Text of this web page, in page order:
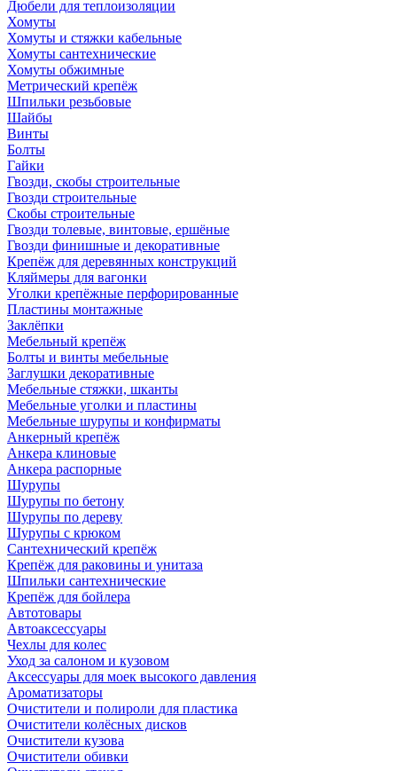
Дюбели для теплоизоляции
Хомуты
Хомуты и стяжки кабельные
Хомуты сантехнические
Хомуты обжимные
Метрический крепёж
Шпильки резьбовые
Шайбы
Винты
Болты
Гайки
Гвозди, скобы строительные
Гвозди строительные
Скобы строительные
Гвозди толевые, винтовые, ершёные
Гвозди финишные и декоративные
Крепёж для деревянных конструкций
Кляймеры для вагонки
Уголки крепёжные перфорированные
Пластины монтажные
Заклёпки
Мебельный крепёж
Болты и винты мебельные
Заглушки декоративные
Мебельные стяжки, шканты
Мебельные уголки и пластины
Мебельные шурупы и конфирматы
Анкерный крепёж
Анкера клиновые
Анкера распорные
Шурупы
Шурупы по бетону
Шурупы по дереву
Шурупы с крюком
Сантехнический крепёж
Крепёж для раковины и унитаза
Шпильки сантехнические
Крепёж для бойлера
Автотовары
Автоаксессуары
Чехлы для колес
Уход за салоном и кузовом
Аксессуары для моек высокого давления
Ароматизаторы
Очистители и полироли для пластика
Очистители колёсных дисков
Очистители кузова
Очистители обивки